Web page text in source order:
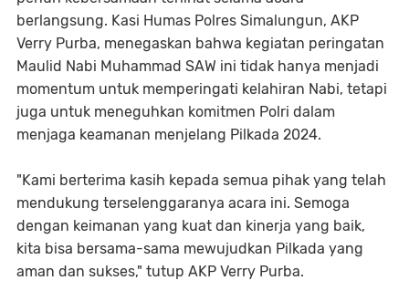
berlangsung. Kasi Humas Polres Simalungun, AKP
Verry Purba, menegaskan bahwa kegiatan peringatan
Maulid Nabi Muhammad SAW ini tidak hanya menjadi
momentum untuk memperingati kelahiran Nabi, tetapi
juga untuk meneguhkan komitmen Polri dalam
menjaga keamanan menjelang Pilkada 2024.
"Kami berterima kasih kepada semua pihak yang telah
mendukung terselenggaranya acara ini. Semoga
dengan keimanan yang kuat dan kinerja yang baik,
kita bisa bersama-sama mewujudkan Pilkada yang
aman dan sukses," tutup AKP Verry Purba.